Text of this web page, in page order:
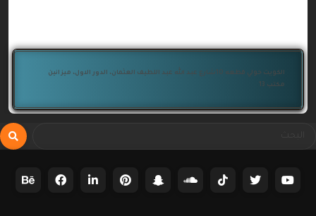
الكويت حولي قطعه 10شارع عبد الله عبد اللطيف العثمان، الدور الاول، ميزانين
مكتب 13